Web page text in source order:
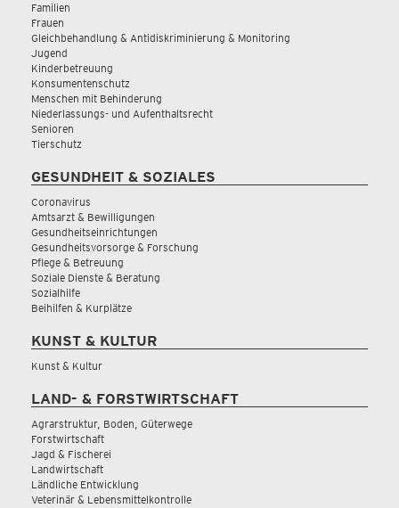
Familien
Frauen
Gleichbehandlung & Antidiskriminierung & Monitoring
Jugend
Kinderbetreuung
Konsumentenschutz
Menschen mit Behinderung
Niederlassungs- und Aufenthaltsrecht
Senioren
Tierschutz
GESUNDHEIT & SOZIALES
Coronavirus
Amtsarzt & Bewilligungen
Gesundheitseinrichtungen
Gesundheitsvorsorge & Forschung
Pflege & Betreuung
Soziale Dienste & Beratung
Sozialhilfe
Beihilfen & Kurplätze
KUNST & KULTUR
Kunst & Kultur
LAND- & FORSTWIRTSCHAFT
Agrarstruktur, Boden, Güterwege
Forstwirtschaft
Jagd & Fischerei
Landwirtschaft
Ländliche Entwicklung
Veterinär & Lebensmittelkontrolle